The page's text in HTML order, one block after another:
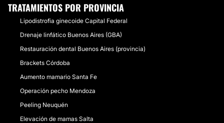
TRATAMIENTOS POR PROVINCIA
Lipodistrofia ginecoide Capital Federal
Drenaje linfático Buenos Aires (GBA)
Restauración dental Buenos Aires (provincia)
Brackets Córdoba
Aumento mamario Santa Fe
Operación pecho Mendoza
Peeling Neuquén
Elevación de mamas Salta